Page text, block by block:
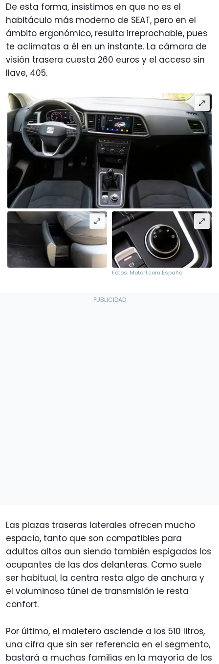
De esta forma, insistimos en que no es el
habitáculo más moderno de SEAT, pero en el
ámbito ergonómico, resulta irreprochable, pues
te aclimatas a él en un instante. La cámara de
visión trasera cuesta 260 euros y el acceso sin
llave, 405.
Fotos: Motor1.com España
Las plazas traseras laterales ofrecen mucho
espacio, tanto que son compatibles para
adultos altos aun siendo también espigados los
ocupantes de las dos delanteras. Como suele
ser habitual, la centra resta algo de anchura y
el voluminoso túnel de transmisión le resta
confort.
Por último, el maletero asciende a los 510 litros,
una cifra que sin ser referencia en el segmento,
bastará a muchas familias en la mayoría de los